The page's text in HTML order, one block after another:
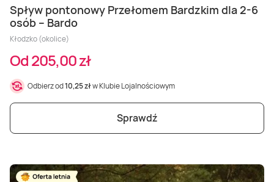
Spływ pontonowy Przełomem Bardzkim dla 2-6
osób – Bardo
Kłodzko (okolice)
Od 205,00 zł
Odbierz od10,25 złw Klubie Lojalnościowym
Sprawdź